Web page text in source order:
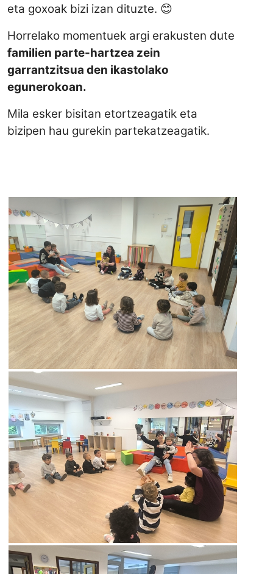
eta goxoak bizi izan dituzte. 😊
Horrelako momentuek argi erakusten dute
familien parte-hartzea zein
garrantzitsua den ikastolako
egunerokoan.
Mila esker bisitan etortzeagatik eta
bizipen hau gurekin partekatzeagatik.